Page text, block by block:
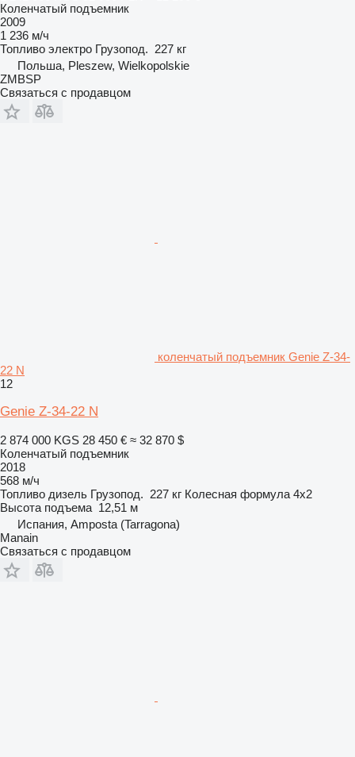
Коленчатый подъемник
2009
1 236 м/ч
Топливо электро Грузопод. 227 кг
Польша, Pleszew, Wielkopolskie
ZMBSP
Связаться с продавцом
коленчатый подъемник Genie Z-34-
22 N
12
Genie Z-34-22 N
2 874 000 KGS 28 450 € ≈ 32 870 $
Коленчатый подъемник
2018
568 м/ч
Топливо дизель Грузопод. 227 кг Колесная формула 4x2
Высота подъема 12,51 м
Испания, Amposta (Tarragona)
Manain
Связаться с продавцом